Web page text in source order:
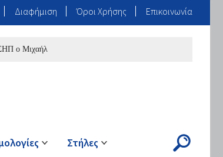
Διαφήμιση Όροι Χρήσης Επικοινωνία
Στήλες